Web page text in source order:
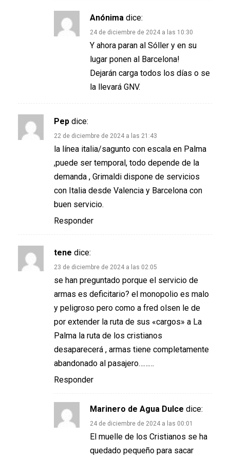
Anónima dice:
24 de diciembre de 2024 a las 10:30
Y ahora paran al Sóller y en su
lugar ponen al Barcelona!
Dejarán carga todos los días o se
la llevará GNV.
Pep dice:
22 de diciembre de 2024 a las 21:43
la línea italia/sagunto con escala en Palma
,puede ser temporal, todo depende de la
demanda , Grimaldi dispone de servicios
con Italia desde Valencia y Barcelona con
buen servicio.
Responder
tene dice:
23 de diciembre de 2024 a las 02:05
se han preguntado porque el servicio de
armas es deficitario? el monopolio es malo
y peligroso pero como a fred olsen le de
por extender la ruta de sus «cargos» a La
Palma la ruta de los cristianos
desaparecerá , armas tiene completamente
abandonado al pasajero………
Responder
Marinero de Agua Dulce dice:
24 de diciembre de 2024 a las 00:01
El muelle de los Cristianos se ha
quedado pequeño para sacar